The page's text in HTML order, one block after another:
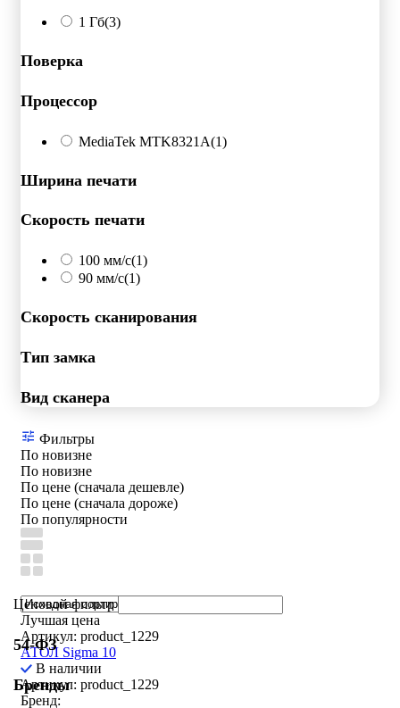
1 Гб(3)
Поверка
Процессор
MediaTek MTK8321A(1)
Ширина печати
Скорость печати
100 мм/с(1)
90 мм/с(1)
Скорость сканирования
Тип замка
Вид сканера
Фильтры
По новизне
По новизне
По цене (сначала дешевле)
По цене (сначала дороже)
По популярности
Ценовой фильтр
54-ФЗ
Бренды
Лучшая цена
Артикул: product_1229
АТОЛ Sigma 10
В наличии
Артикул: product_1229
Бренд: